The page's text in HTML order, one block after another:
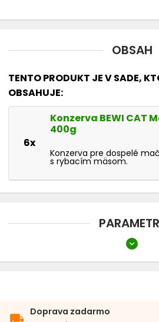
OBSAH
TENTO PRODUKT JE V SADE,
OBSAHUJE:
6x
Konzerva BEWI CAT
400g
Konzerva pre dospelé
s rybacím mäsom.
Ryba
expand_more
local_shipping
Doprava zadarmo